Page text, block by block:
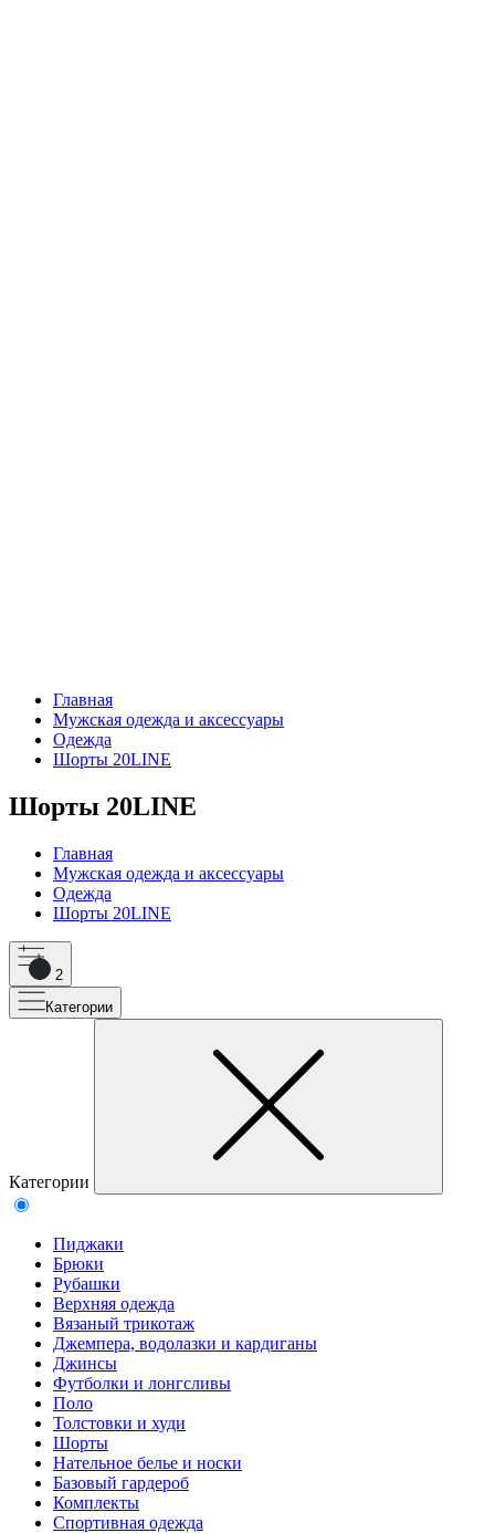
Главная
Мужская одежда и аксессуары
Одежда
Шорты 20LINE
Шорты 20LINE
Главная
Мужская одежда и аксессуары
Одежда
Шорты 20LINE
2
Категории
Категории
Пиджаки
Брюки
Рубашки
Верхняя одежда
Вязаный трикотаж
Джемпера, водолазки и кардиганы
Джинсы
Футболки и лонгсливы
Поло
Толстовки и худи
Шорты
Нательное белье и носки
Базовый гардероб
Комплекты
Спортивная одежда